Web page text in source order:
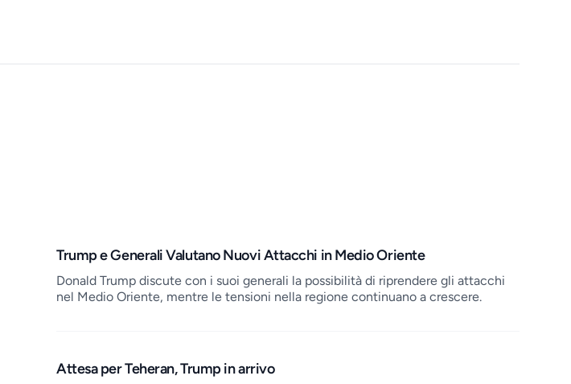
Job openings
Trump e Generali Valutano Nuovi Attacchi in Medio Oriente
Donald Trump discute con i suoi generali la possibilità di riprendere gli attacchi
nel Medio Oriente, mentre le tensioni nella regione continuano a crescere.
Attesa per Teheran, Trump in arrivo